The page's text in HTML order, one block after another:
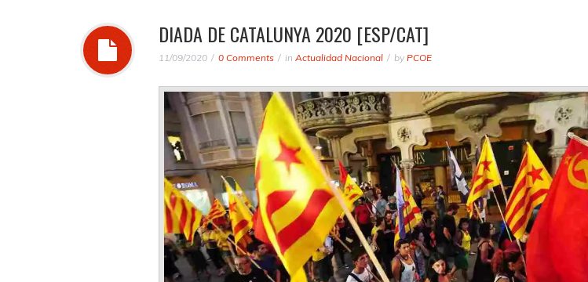
DIADA DE CATALUNYA 2020 [ESP/CAT]
11/09/2020 0 Comments in Actualidad Nacional by PCOE